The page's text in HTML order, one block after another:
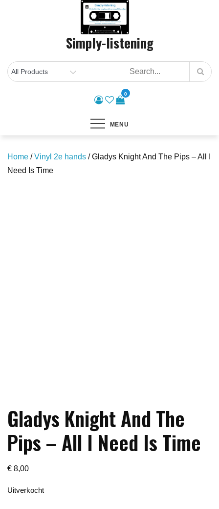
Simply-listening
0
MENU
Home /Vinyl 2e hands / Gladys Knight And The Pips – All I
Need Is Time
Gladys Knight And The
Pips – All I Need Is Time
€ 8,00
Uitverkocht